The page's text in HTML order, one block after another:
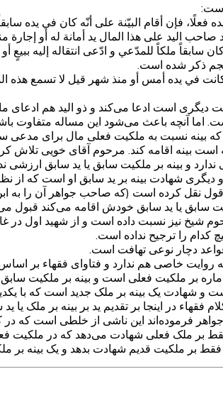
يده فعلًا، فإن أقام البيّنة على أنّه كان في يده
اليد على هذا المال يد أمانة له أو
سابقاً ملكاً للمدّعي و ادّعى انتقاله إليه
ذکر شده است.
كانت في يده أمس أو منذ شهر‌ قيل لا تسمع هذه
است ادعا می‌کند و ذو الید هم ادعای
آنچه باعث می‌شود این مساله متفاوت
بینه نسبت به ملکیت فعلی مال برای
بینه اقامه کند. مرحوم آقای خویی تلاش
و بینه بر ملکیت سابق یا ید سابق
شهادت بینه بر ید سابق او است که از
نقل کرده است (که صاحب جواهر آن را
سابق یا ید سابق خودش اقامه می‌کند قبول
نیز نسبت داده است و از شهید اول در
کدام را ترجیح نداده است.
دچار نوعی تهافت است.
روایت خاصی هم ندارد و فتاوای فقهاء بر
بر ملکیت فعلی است و بینه بر ملکیت سابق
شهادت یک بینه بر ملک جدید است که با
فقهاء در اینجا بر تقدیم ید بر بینه بر ملک
فرموده‌اند این ناشی از خلطی است که در
بر ملک فعلی شهادت می‌دهد که در
بر ملکیت قدیم شهادت بدهد و یک بینه بر